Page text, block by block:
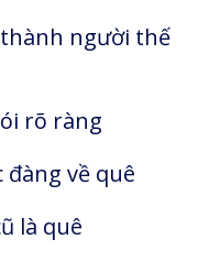
người thế
rõ ràng
đàng về quê
là quê